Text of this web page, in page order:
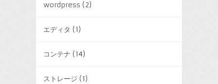
wordpress (2)
エディタ (1)
コンテナ (14)
ストレージ (1)